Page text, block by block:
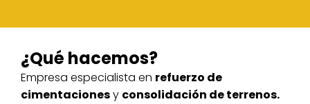
¿Qué hacemos?
Empresa especialista en refuerzo de
cimentacionesy consolidación de terrenos.